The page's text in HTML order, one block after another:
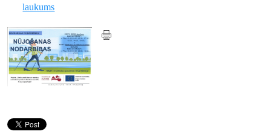
laukums